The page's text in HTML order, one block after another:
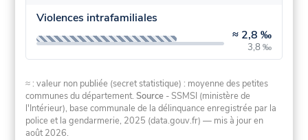
Violences intrafamiliales
≈ 2,8 ‰
3,8 ‰
≈ : valeur non publiée (secret statistique) : moyenne des petites
communes du département.Source - SSMSI (ministère de
l'Intérieur), base communale de la délinquance enregistrée par la
police et la gendarmerie, 2025 (data.gouv.fr) — mis à jour en
août 2026.